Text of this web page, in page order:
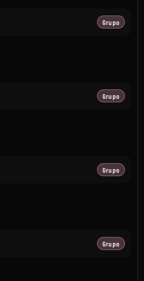
Grupo
Grupo
Grupo
Grupo